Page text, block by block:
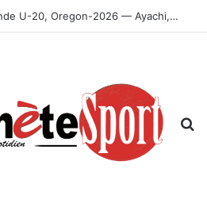
Championnats du monde U-20, Oregon-2026 — Ayachi, Dissa, Touahria et Ghezali en finale